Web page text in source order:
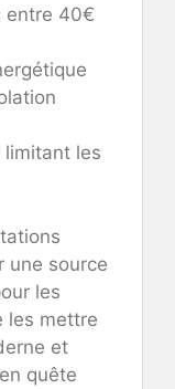
entre 40€
les
une source
les
les mettre
et
quête